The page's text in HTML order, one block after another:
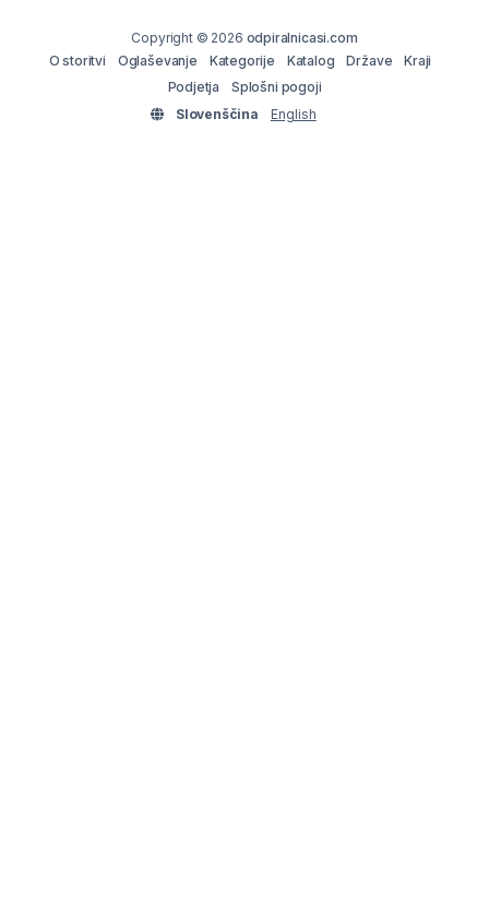
Copyright © 2026 odpiralnicasi.com
O storitvi
Oglaševanje Kategorije Katalog Države
Kraji
Podjetja
Splošni pogoji
Slovenščina
English